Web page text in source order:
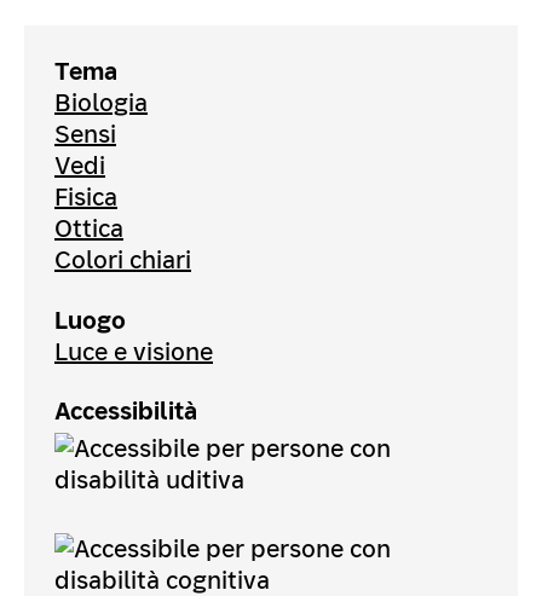
Tema
Biologia
Sensi
Vedi
Fisica
Ottica
Colori chiari
Luogo
Luce e visione
Accessibilità